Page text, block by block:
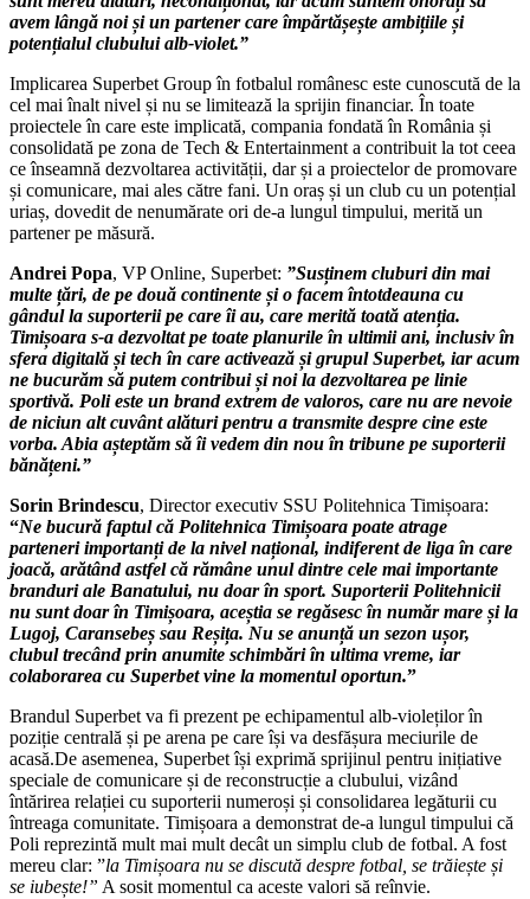
avem lângă noi și un partener care împărtășește ambițiile și
potențialul clubului alb-violet.”
Implicarea Superbet Group în fotbalul românesc este cunoscută de la
cel mai înalt nivel și nu se limitează la sprijin financiar. În toate
proiectele în care este implicată, compania fondată în România și
consolidată pe zona de Tech & Entertainment a contribuit la tot ceea
ce înseamnă dezvoltarea activității, dar și a proiectelor de promovare
și comunicare, mai ales către fani. Un oraș și un club cu un potențial
uriaș, dovedit de nenumărate ori de-a lungul timpului, merită un
partener pe măsură.
Andrei Popa, VP Online, Superbet: ”Susținem cluburi din mai
multe țări, de pe două continente și o facem întotdeauna cu
gândul la suporterii pe care îi au, care merită toată atenția.
Timișoara s-a dezvoltat pe toate planurile în ultimii ani, inclusiv în
sfera digitală și tech în care activează și grupul Superbet, iar acum
ne bucurăm să putem contribui și noi la dezvoltarea pe linie
sportivă. Poli este un brand extrem de valoros, care nu are nevoie
de niciun alt cuvânt alături pentru a transmite despre cine este
vorba. Abia așteptăm să îi vedem din nou în tribune pe suporterii
bănățeni.”
Sorin Brindescu, Director executiv SSU Politehnica Timișoara:
“Ne bucură faptul că Politehnica Timișoara poate atrage
parteneri importanți de la nivel național, indiferent de liga în care
joacă, arătând astfel că rămâne unul dintre cele mai importante
branduri ale Banatului, nu doar în sport. Suporterii Politehnicii
nu sunt doar în Timișoara, aceștia se regăsesc în număr mare și la
Lugoj, Caransebeș sau Reșița. Nu se anunță un sezon ușor,
clubul trecând prin anumite schimbări în ultima vreme, iar
colaborarea cu Superbet vine la momentul oportun.”
Brandul Superbet va fi prezent pe echipamentul alb-violeților în
poziție centrală și pe arena pe care își va desfășura meciurile de
acasă.De asemenea, Superbet își exprimă sprijinul pentru inițiative
speciale de comunicare și de reconstrucție a clubului, vizând
întărirea relației cu suporterii numeroși și consolidarea legăturii cu
întreaga comunitate. Timișoara a demonstrat de-a lungul timpului că
Poli reprezintă mult mai mult decât un simplu club de fotbal. A fost
mereu clar: ”la Timișoara nu se discută despre fotbal, se trăiește și
se iubește!” A sosit momentul ca aceste valori să reînvie.